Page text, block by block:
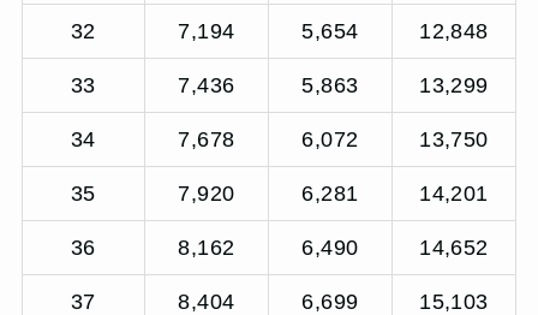
32 7,194 5,654 12,848
33 7,436 5,863 13,299
34 7,678 6,072 13,750
35 7,920 6,281 14,201
36 8,162 6,490 14,652
37 8,404 6,699 15,103